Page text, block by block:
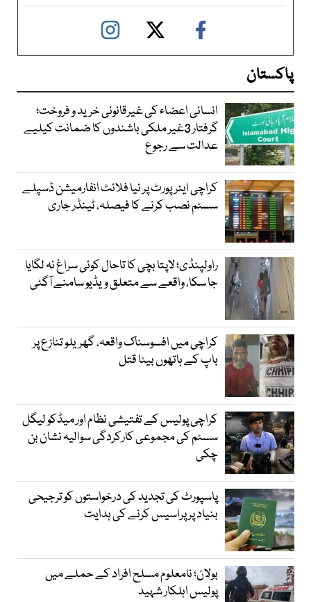
پاکستان
انسانی اعضاء کی غیرقانونی خرید و فروخت؛
گرفتار 3غیر ملکی باشندوں کا ضمانت کیلیے
عدالت سے رجوع
کراچی ایئرپورٹ پر نیا فلائٹ انفارمیشن ڈسپلے
سسٹم نصب کرنے کا فیصلہ، ٹینڈر جاری
راولپنڈی؛ لاپتا بچی کا تاحال کوئی سراغ نہ لگایا
جا سکا، واقعے سے متعلق ویڈیو سامنے آگئی
کراچی میں افسوسناک واقعہ، گھریلو تنازع پر
باپ کے ہاتھوں بیٹا قتل
کراچی پولیس کے تفتیشی نظام اور میڈکو لیگل
سسٹم کی مجموعی کارکردگی سوالیہ نشان بن
چکی
پاسپورٹ کی تجدید کی درخواستوں کو ترجیحی
بنیاد پر پراسیس کرنے کی ہدایت
بولان؛ نامعلوم مسلح افراد کے حملے میں
پولیس اہلکار شہید